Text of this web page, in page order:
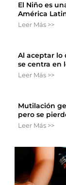
El Niño es
América
Leer Más >>
Al aceptar lo
se centra en
Leer Más >>
Mutilación
pero se
Leer Más >>